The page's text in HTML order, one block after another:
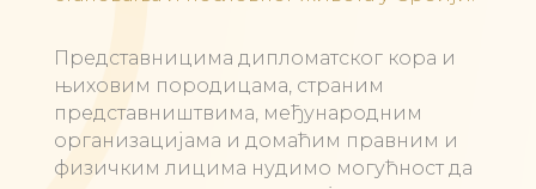
Представницима дипломатског кора и
њиховим породицама, страним
представништвима, међународним
организацијама и домаћим правним и
физичким лицима нудимо могућност да